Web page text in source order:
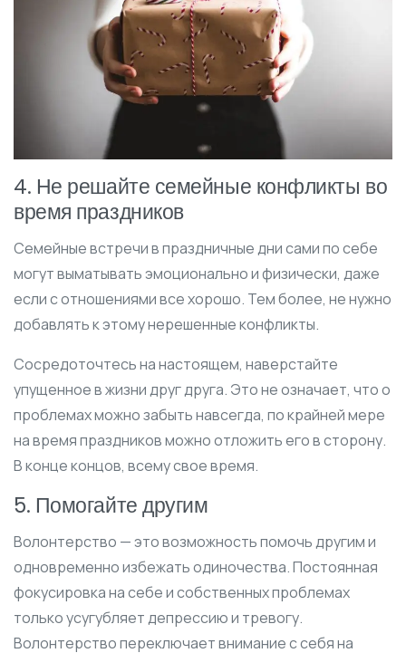
4. Не решайте семейные конфликты во
время праздников
Семейные встречи в праздничные дни сами по себе
могут выматывать эмоционально и физически, даже
если с отношениями все хорошо. Тем более, не нужно
добавлять к этому нерешенные конфликты.
Сосредоточтесь на настоящем, наверстайте
упущенное в жизни друг друга. Это не означает, что о
проблемах можно забыть навсегда, по крайней мере
на время праздников можно отложить его в сторону.
В конце концов, всему свое время.
5. Помогайте другим
Волонтерство — это возможность помочь другим и
одновременно избежать одиночества. Постоянная
фокусировка на себе и собственных проблемах
только усугубляет депрессию и тревогу.
Волонтерство переключает внимание с себя на